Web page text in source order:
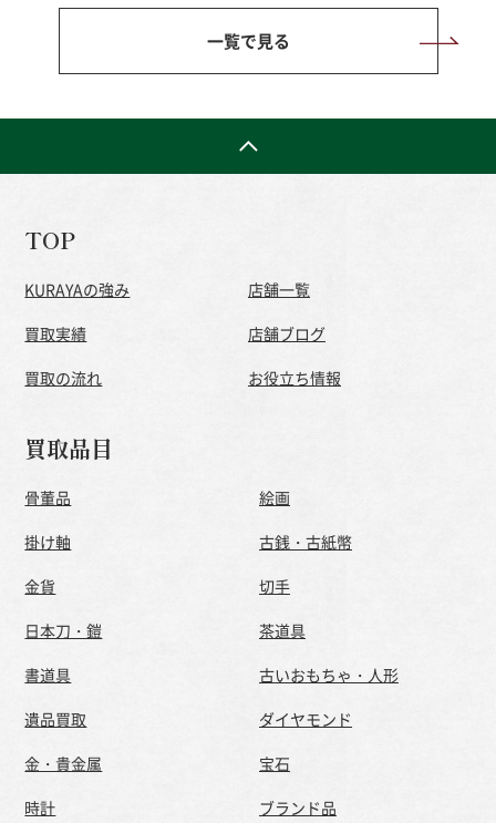
一覧で見る
TOP
KURAYAの強み
買取実績
買取の流れ
店舗一覧
店舗ブログ
お役立ち情報
買取品目
骨董品
絵画
掛け軸
古銭・古紙幣
金貨
切手
日本刀・鎧
茶道具
書道具
古いおもちゃ・人形
遺品買取
ダイヤモンド
金・貴金属
宝石
時計
ブランド品